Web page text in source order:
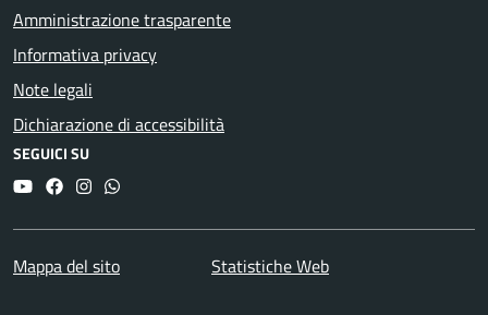
Amministrazione trasparente
Informativa privacy
Note legali
Dichiarazione di accessibilità
SEGUICI SU
YouTubeFacebookInstagram
Whatsapp
Mappa del sito Statistiche Web